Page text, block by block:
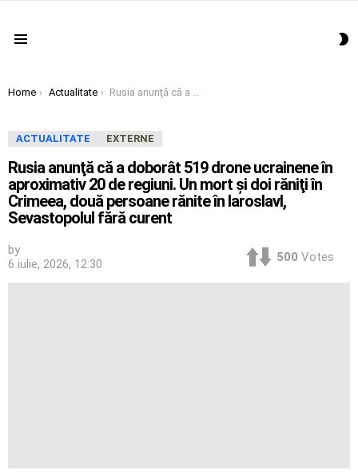
You are here:
Home Actualitate Rusia anunţă că a doborât 519 drone ucrainene în aproximativ 20 de regiuni. Un mort şi doi răniţi în Crimeea, două persoane rănite în Iaroslavl, Sevastopolul fără curent
ACTUALITATE EXTERNE
Rusia anunţă că a doborât 519 drone ucrainene în
aproximativ 20 de regiuni. Un mort şi doi răniţi în
Crimeea, două persoane rănite în Iaroslavl,
Sevastopolul fără curent
by
6 iulie, 2026, 12:30
500 Votes